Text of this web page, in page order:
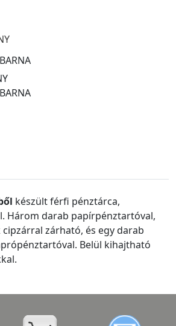
készült férfi pénztárca,
Három darab papírpénztartóval,
cipzárral zárható, és egy darab
Belül kihajtható